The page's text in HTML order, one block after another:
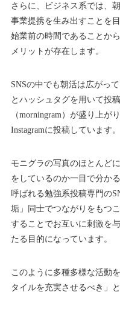
さらに、ビジネス系では、
事業提携を生み出すことを
始業前の時間であることか
メリットが存在します。
SNSの中でも朝活は広がっ
とハッシュタグを用いて投
（morningram）が盛り上が
Instagramに投稿しています。
モニグラの写真のほとんど
をしているのか一目で分か
呼ばれる勉強系投稿専門の
垢」同士でつながりをもつ
することでお互いに刺激を
たる目的になっています。
このように多種多様な活動
タイルを充実させるべき」